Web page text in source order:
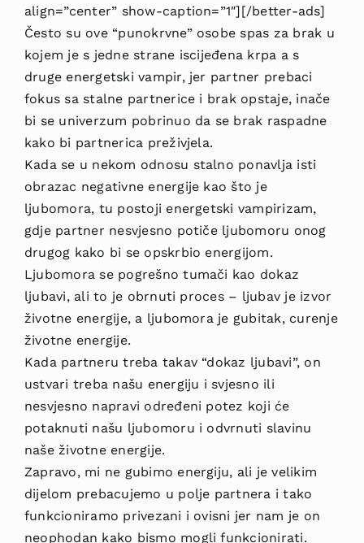
align=”center” show-caption=”1″][/better-ads]
Često su ove “punokrvne” osobe spas za brak u
kojem je s jedne strane iscijeđena krpa a s
druge energetski vampir, jer partner prebaci
fokus sa stalne partnerice i brak opstaje, inače
bi se univerzum pobrinuo da se brak raspadne
kako bi partnerica preživjela.
Kada se u nekom odnosu stalno ponavlja isti
obrazac negativne energije kao što je
ljubomora, tu postoji energetski vampirizam,
gdje partner nesvjesno potiče ljubomoru onog
drugog kako bi se opskrbio energijom.
Ljubomora se pogrešno tumači kao dokaz
ljubavi, ali to je obrnuti proces – ljubav je izvor
životne energije, a ljubomora je gubitak, curenje
životne energije.
Kada partneru treba takav “dokaz ljubavi”, on
ustvari treba našu energiju i svjesno ili
nesvjesno napravi određeni potez koji će
potaknuti našu ljubomoru i odvrnuti slavinu
naše životne energije.
Zapravo, mi ne gubimo energiju, ali je velikim
dijelom prebacujemo u polje partnera i tako
funkcioniramo privezani i ovisni jer nam je on
neophodan kako bismo mogli funkcionirati.